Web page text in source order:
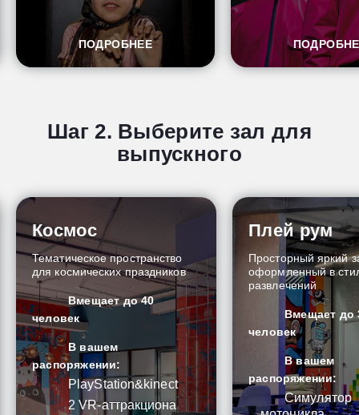
ПОДРОБНЕЕ
Шаг 2. Выберите зал для
выпускного
Космос
Тематическое пространство
для космических праздников
Вмещает до 40
человек
В вашем
распоряжении:
PlayStation&kinect
2 VR-аттракциона
Плей рум
Просторный яркий
оформленный в
развлечений
Вмещает до
человек
В вашем
распоряжении:
Симулятор